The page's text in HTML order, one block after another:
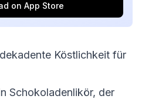
on App Store
Köstlichkeit für
Schokoladenlikör, der